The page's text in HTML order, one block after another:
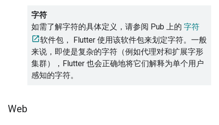
字符
如需了解字符的具体定义，请参阅 Pub 上的 字符
软件包， Flutter 使用该软件包来划定字符。一般
来说，即使是复杂的字符（例如代理对和扩展字形
集群），Flutter 也会正确地将它们解释为单个用户
感知的字符。
Web